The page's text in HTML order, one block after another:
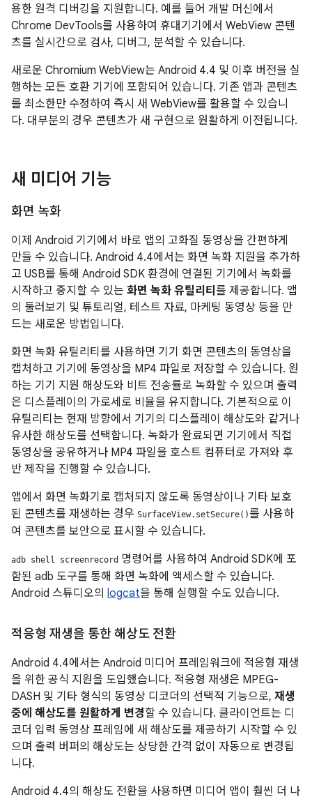
용한 원격 디버깅을 지원합니다. 예를 들어 개발 머신에서
Chrome DevTools를 사용하여 휴대기기에서 WebView 콘텐
츠를 실시간으로 검사, 디버그, 분석할 수 있습니다.
새로운 Chromium WebView는 Android 4.4 및 이후 버전을 실
행하는 모든 호환 기기에 포함되어 있습니다. 기존 앱과 콘텐츠
를 최소한만 수정하여 즉시 새 WebView를 활용할 수 있습니
다. 대부분의 경우 콘텐츠가 새 구현으로 원활하게 이전됩니다.
새 미디어 기능
화면 녹화
이제 Android 기기에서 바로 앱의 고화질 동영상을 간편하게
만들 수 있습니다. Android 4.4에서는 화면 녹화 지원을 추가하
고 USB를 통해 Android SDK 환경에 연결된 기기에서 녹화를
시작하고 중지할 수 있는 화면 녹화 유틸리티 를 제공합니다. 앱
의 둘러보기 및 튜토리얼, 테스트 자료, 마케팅 동영상 등을 만
드는 새로운 방법입니다.
화면 녹화 유틸리티를 사용하면 기기 화면 콘텐츠의 동영상을
캡처하고 기기에 동영상을 MP4 파일로 저장할 수 있습니다. 원
하는 기기 지원 해상도와 비트 전송률로 녹화할 수 있으며 출력
은 디스플레이의 가로세로 비율을 유지합니다. 기본적으로 이
유틸리티는 현재 방향에서 기기의 디스플레이 해상도와 같거나
유사한 해상도를 선택합니다. 녹화가 완료되면 기기에서 직접
동영상을 공유하거나 MP4 파일을 호스트 컴퓨터로 가져와 후
반 제작을 진행할 수 있습니다.
앱에서 화면 녹화기로 캡처되지 않도록 동영상이나 기타 보호
된 콘텐츠를 재생하는 경우 SurfaceView.setSecure()를 사용하
여 콘텐츠를 보안으로 표시할 수 있습니다.
adb shell screenrecord 명령어를 사용하여 Android SDK에 포
함된 adb 도구를 통해 화면 녹화에 액세스할 수 있습니다.
Android 스튜디오의 logcat을 통해 실행할 수도 있습니다.
적응형 재생을 통한 해상도 전환
Android 4.4에서는 Android 미디어 프레임워크에 적응형 재생
을 위한 공식 지원을 도입했습니다. 적응형 재생은 MPEG-
DASH 및 기타 형식의 동영상 디코더의 선택적 기능으로, 재생
중에 해상도를 원활하게 변경할 수 있습니다. 클라이언트는 디
코더 입력 동영상 프레임에 새 해상도를 제공하기 시작할 수 있
으며 출력 버퍼의 해상도는 상당한 간격 없이 자동으로 변경됩
니다.
Android 4.4의 해상도 전환을 사용하면 미디어 앱이 훨씬 더 나